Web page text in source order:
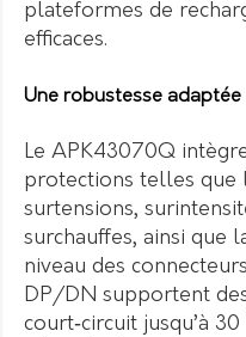
plateformes de
efficaces.
Une robustesse
Le APK43070Q
protections telles que
surtensions,
surchauffes, ainsi que
niveau des
DP/DN supportent
court‑circuit jusqu’à